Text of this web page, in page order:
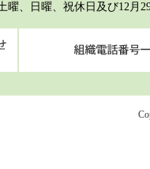
曜、日曜、祝休日及び12月